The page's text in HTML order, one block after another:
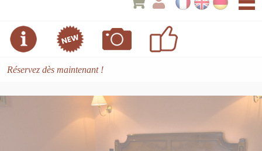
Les chambres
Bar & terrasse
Horaires
Réservez dès maintenant !